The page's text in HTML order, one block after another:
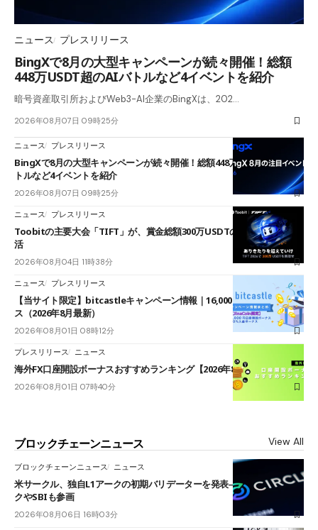
ニュース プレスリリース
BingXで8月の大型キャンペーンが続々開催！総額
448万USDT超のAIバトルなど4イベントを紹介
暗号資産取引所およびWeb3-AI企業のBingXは、202…
2026年08月07日 09時25分
ニュース プレスリリース
BingXで8月の大型キャンペーンが続々開催！総額448万USDT超のAIバ
トルなど4イベントを紹介
2026年08月07日 09時25分
ニュース プレスリリース
Toobitの主要大会「TIFT」が、賞金総額300万USDTのレースとして復
活
2026年08月04日 11時38分
ニュース プレスリリース
【当サイト限定】bitcastleキャンペーン情報｜16,000円口座開設ボーナ
ス（2026年8月最新）
2026年08月01日 08時12分
プレスリリース ニュース
海外FX口座開設ボーナスおすすめランキング【2026年8月最新】
2026年08月01日 07時40分
ブロックチェーンニュース View All
ブロックチェーンニュース ニュース
米サークル、独自L1アークの初期バリデーターを発表――ブラックロッ
クやSBIも参画
2026年08月06日 16時03分